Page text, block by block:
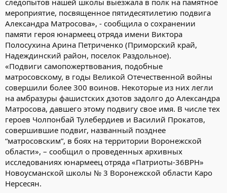
мероприятие, посвященное пятидесятилетию подвига
Александра Матросова», - сообщила о сохранении
памяти героя юнармеец отряда имени Виктора
Полосухина Арина Петриченко (Приморский край,
Надеждинский район, поселок Раздольное).
«Подвиги самопожертвования, подобные
матросовскому, в годы Великой Отечественной войны
совершили более 300 воинов. Некоторые из них легли
на амбразуры фашистских дзотов задолго до Александра
Матросова, давшего этому подвигу свое имя. В числе тех
героев Чолпонбай Тулебердиев и Василий Прокатов,
совершившие подвиг, названный позднее
“матросовским”, в боях на территории Воронежской
области», – сообщил о проведенных архивных
исследованиях юнармеец отряда «Патриоты-36ВРН»
Новоусманской школы № 3 Воронежской области Каро
Нерсесян.